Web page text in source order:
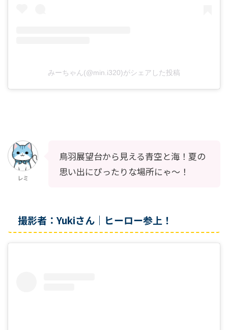
みーちゃん(@min.i320)がシェアした投稿
レミ
鳥羽展望台から見える青空と海！夏の
思い出にぴったりな場所にゃ～！
撮影者：Yukiさん｜ヒーロー参上！